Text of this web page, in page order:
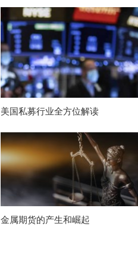
美国私募行业全方位解读
金属期货的产生和崛起